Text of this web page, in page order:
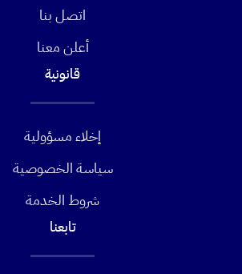
اتصل بنا
أعلن معنا
قانونية
إخلاء مسؤولية
سياسة الخصوصية
شروط الخدمة
تابعنا